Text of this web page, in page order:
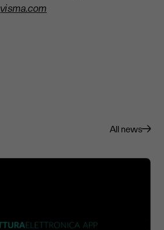
visma.com
All news